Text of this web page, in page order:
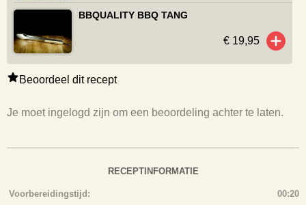
Beoordeel dit recept
Je moet ingelogd zijn om een beoordeling achter te laten.
RECEPTINFORMATIE
Voorbereidingstijd: 00:20
BBQUALITY BBQ TANG
€ 19,95